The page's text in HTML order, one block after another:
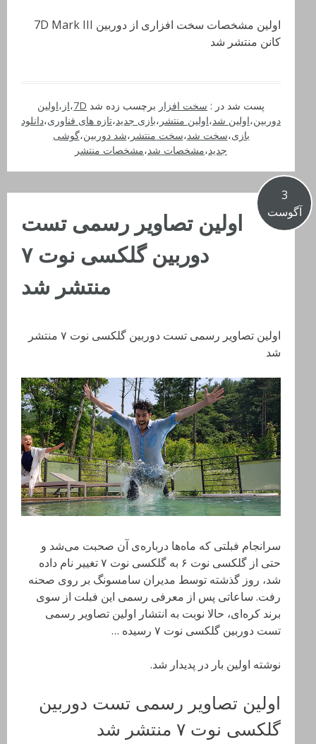
اولین مشخصات سخت افزاری از دوربین 7D Mark III
کانن منتشر شد
پست شد در : سخت افزار برچسب زده شد 7D،از ،اولین
دوربین،اولین شد،اولین منتشر ،بازی جدید،تازه های فناوری،دانلود
بازی،سخت شد،سخت منتشر ،شد دوربین،گوشی
جدید،مشخصات شد،مشخصات منتشر
3
آگوست
اولین تصاویر رسمی تست
دوربین گلکسی نوت ۷
منتشر شد
اولین تصاویر رسمی تست دوربین گلکسی نوت ۷ منتشر
شد
سرانجام فبلتی که ماه‌ها درباره‌ی آن صحبت می‌شد و
حتی از گلکسی نوت ۶ به گلکسی نوت ۷ تغییر نام داده
شد، روز گذشته توسط مدیران سامسونگ بر روی صحنه
رفت. ساعاتی پس از معرفی رسمی این فبلت از سوی
برند کره‌ای، حالا نوبت به انتشار اولین تصاویر رسمی
تست دوربین گلکسی نوت ۷ رسیده …
نوشته اولین بار در پدیدار شد.
اولین تصاویر رسمی تست دوربین
گلکسی نوت ۷ منتشر شد